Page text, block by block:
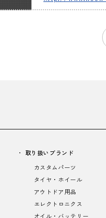
取り扱いブランド
カスタムパーツ
タイヤ・ホイール
アウトドア用品
エレクトロニクス
オイル・バッテリー